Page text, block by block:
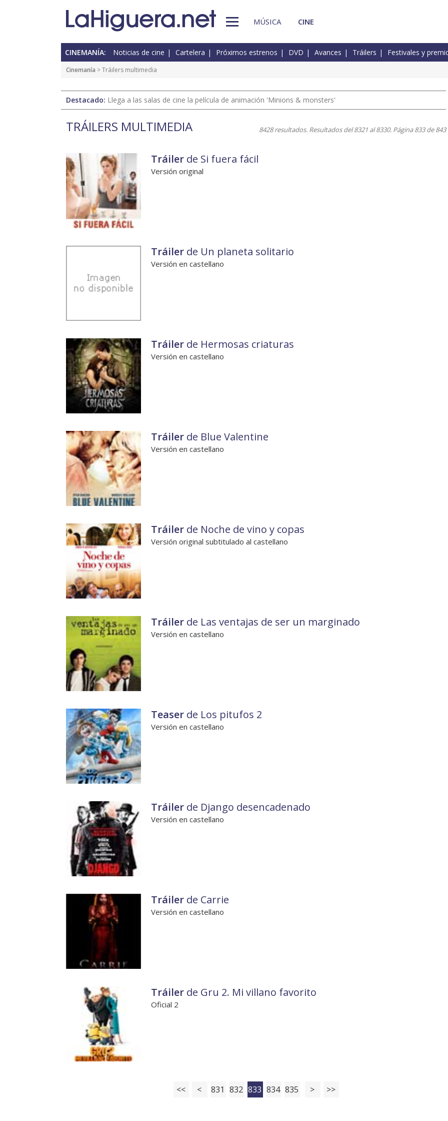
MÚSICA CINE
CINEMANÍA: Noticias de cine Cartelera Próximos estrenos DVD Avances Tráilers Festivales y
Cinemanía > Tráilers multimedia
Destacado: Llega a las salas de cine la película de animación 'Minions & monsters'
TRÁILERS MULTIMEDIA 8428 resultados. Resultados del 8321 al 8330. Página 833 de 843
Tráiler de Si fuera fácil
Versión original
Tráiler de Un planeta solitario
Versión en castellano
Tráiler de Hermosas criaturas
Versión en castellano
Tráiler de Blue Valentine
Versión en castellano
Tráiler de Noche de vino y copas
Versión original subtitulado al castellano
Tráiler de Las ventajas de ser un marginado
Versión en castellano
Teaser de Los pitufos 2
Versión en castellano
Tráiler de Django desencadenado
Versión en castellano
Tráiler de Carrie
Versión en castellano
Tráiler de Gru 2. Mi villano favorito
Oficial 2
<< < 831 832 833 834 835 > >>